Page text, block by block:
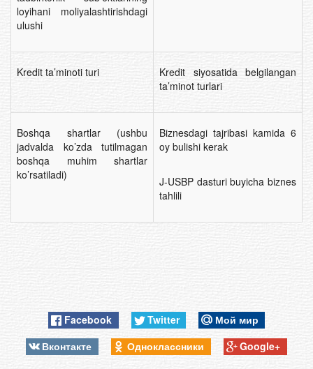
loyihani moliyalashtirishdagi
ulushi
Kredit ta’minoti turi
Kredit siyosatida belgilangan
ta’minot turlari
Boshqa shartlar (ushbu
jadvalda ko’zda tutilmagan
boshqa muhim shartlar
ko’rsatiladi)
Biznesdagi tajribasi kamida 6
oy bulishi kerak
J-USBP dasturi buyicha biznes
tahlili
Facebook Twitter
Мой мир
Вконтакте
Одноклассники Google+